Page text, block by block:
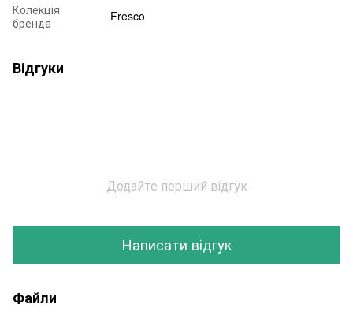
Колекція
бренда
Fresco
Відгуки
Додайте перший відгук
Написати відгук
Файли